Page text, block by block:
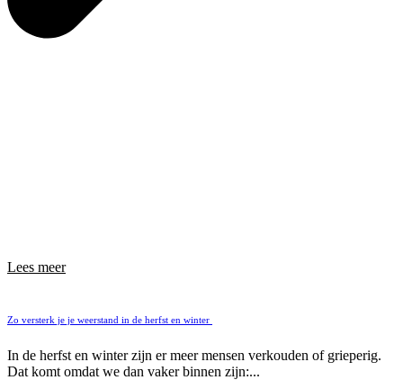
Lees meer
Zo versterk je je weerstand in de herfst en winter
In de herfst en winter zijn er meer mensen verkouden of grieperig.
Dat komt omdat we dan vaker binnen zijn:...